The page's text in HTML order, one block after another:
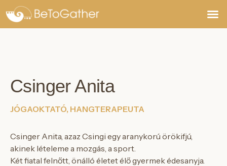
Csinger Anita
JÓGAOKTATÓ, HANGTERAPEUTA
Csinger Anita, azaz Csingi egy aranykorú örökifjú,
akinek lételeme a mozgás, a sport.
Két fiatal felnőtt, önálló életet élő gyermek édesanyja.